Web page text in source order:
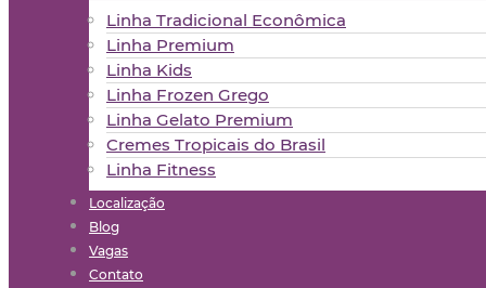
Linha Tradicional Econômica
Linha Premium
Linha Kids
Linha Frozen Grego
Linha Gelato Premium
Cremes Tropicais do Brasil
Linha Fitness
Localização
Blog
Vagas
Contato